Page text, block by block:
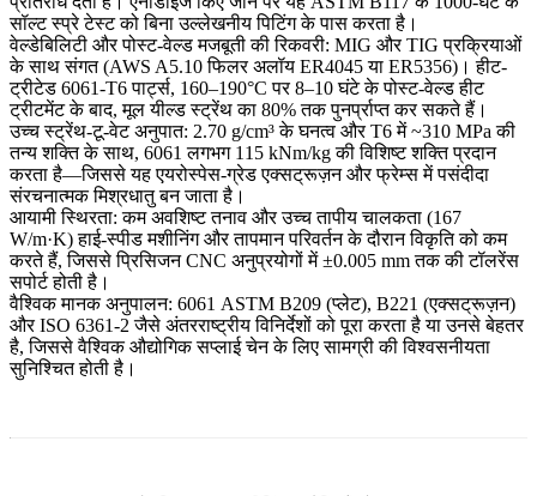
सॉल्ट स्प्रे टेस्ट को बिना उल्लेखनीय पिटिंग के पास करता है।
वेल्डेबिलिटी और पोस्ट-वेल्ड मजबूती की रिकवरी: MIG और TIG प्रक्रियाओं
के साथ संगत (AWS A5.10 फिलर अलॉय ER4045 या ER5356)। हीट-
ट्रीटेड 6061-T6 पार्ट्स, 160–190°C पर 8–10 घंटे के पोस्ट-वेल्ड हीट
ट्रीटमेंट के बाद, मूल यील्ड स्ट्रेंथ का 80% तक पुनर्प्राप्त कर सकते हैं।
उच्च स्ट्रेंथ-टू-वेट अनुपात: 2.70 g/cm³ के घनत्व और T6 में ~310 MPa की
तन्य शक्ति के साथ, 6061 लगभग 115 kNm/kg की विशिष्ट शक्ति प्रदान
करता है—जिससे यह एयरोस्पेस-ग्रेड एक्सट्रूज़न और फ्रेम्स में पसंदीदा
संरचनात्मक मिश्रधातु बन जाता है।
आयामी स्थिरता: कम अवशिष्ट तनाव और उच्च तापीय चालकता (167
W/m·K) हाई-स्पीड मशीनिंग और तापमान परिवर्तन के दौरान विकृति को कम
करते हैं, जिससे प्रिसिजन CNC अनुप्रयोगों में ±0.005 mm तक की टॉलरेंस
सपोर्ट होती है।
वैश्विक मानक अनुपालन: 6061 ASTM B209 (प्लेट), B221 (एक्सट्रूज़न)
और ISO 6361-2 जैसे अंतरराष्ट्रीय विनिर्देशों को पूरा करता है या उनसे बेहतर
है, जिससे वैश्विक औद्योगिक सप्लाई चेन के लिए सामग्री की विश्वसनीयता
सुनिश्चित होती है।